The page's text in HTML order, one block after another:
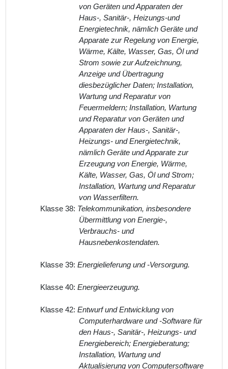
von Geräten und Apparaten der
Haus-, Sanitär-, Heizungs-und
Energietechnik, nämlich Geräte und
Apparate zur Regelung von Energie,
Wärme, Kälte, Wasser, Gas, Öl und
Strom sowie zur Aufzeichnung,
Anzeige und Übertragung
diesbezüglicher Daten; Installation,
Wartung und Reparatur von
Feuermeldern; Installation, Wartung
und Reparatur von Geräten und
Apparaten der Haus-, Sanitär-,
Heizungs- und Energietechnik,
nämlich Geräte und Apparate zur
Erzeugung von Energie, Wärme,
Kälte, Wasser, Gas, Öl und Strom;
Installation, Wartung und Reparatur
von Wasserfiltern.
Klasse 38: Telekommunikation, insbesondere
Übermittlung von Energie-,
Verbrauchs- und
Hausnebenkostendaten.
Klasse 39:Energielieferung und -Versorgung.
Klasse 40:Energieerzeugung.
Klasse 42:Entwurf und Entwicklung von
Computerhardware und -Software für
den Haus-, Sanitär-, Heizungs- und
Energiebereich; Energieberatung;
Installation, Wartung und
Aktualisierung von Computersoftware